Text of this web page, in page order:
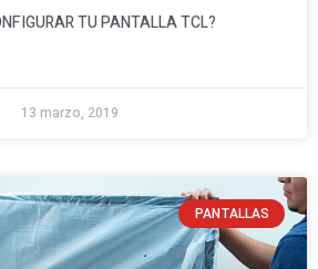
TU PANTALLA TCL?​
13 marzo, 2019
PANTALLAS